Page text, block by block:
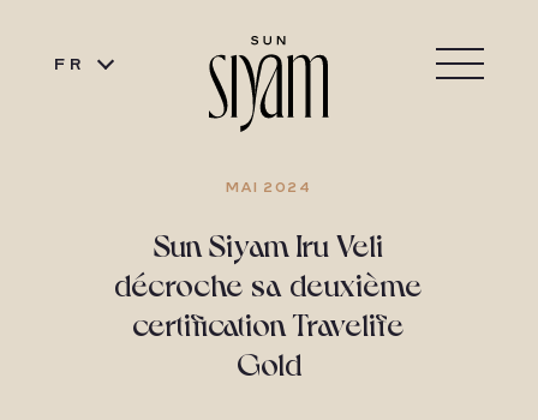
FR
MAI 2024
Sun Siyam Iru Veli
décroche sa deuxième
certification Travelife
Gold